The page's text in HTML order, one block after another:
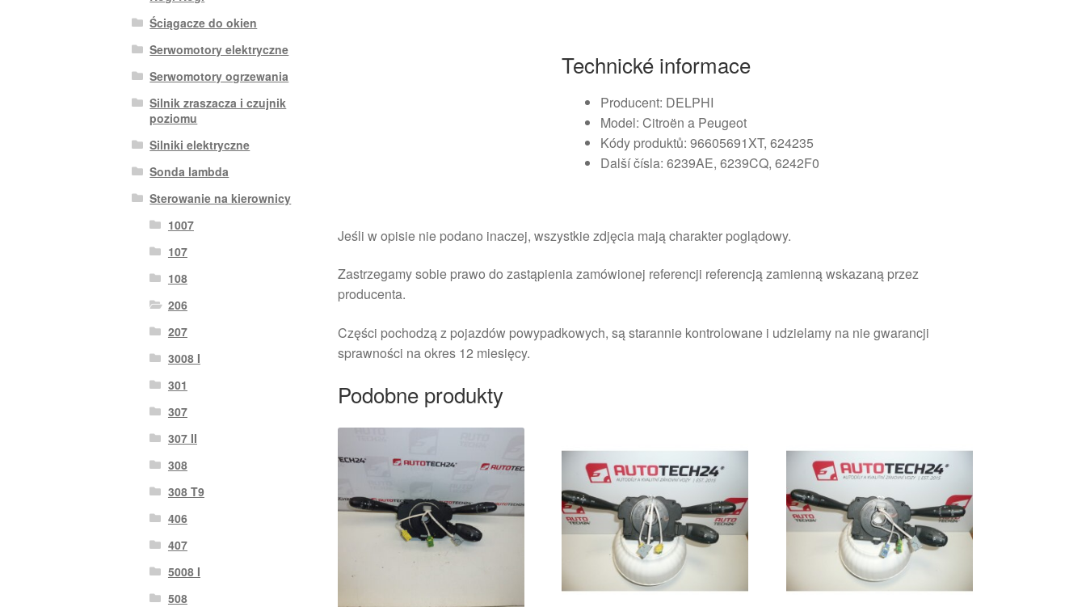
Technické informace
Producent: DELPHI
Model: Citroën a Peugeot
Kódy produktů: 96605691XT, 624235
Další čísla: 6239AE, 6239CQ, 6242F0
Jeśli w opisie nie podano inaczej, wszystkie zdjęcia mają charakter poglądowy.
Zastrzegamy sobie prawo do zastąpienia zamówionej referencji referencją zamienną wskazaną przez
producenta.
Części pochodzą z pojazdów powypadkowych, są starannie kontrolowane i udzielamy na nie gwarancji
sprawności na okres 12 miesięcy.
Podobne produkty
Ściągacze do okien
Serwomotory elektryczne
Serwomotory ogrzewania
Silnik zraszacza i czujnik
poziomu
Silniki elektryczne
Sonda lambda
Sterowanie na kierownicy
1007
107
108
206
207
3008 I
301
307
307 II
308
308 T9
406
407
5008 I
508